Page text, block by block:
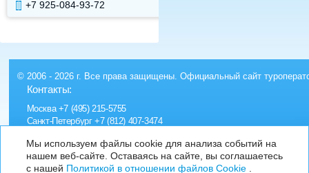
+7 925-084-93-72
© 2006 - 2026 г. Все права защищены. Официальный сайт
Контакты:
Москва +7 (495) 215-5755
Санкт-Петербург+7 (812) 407-3474
Мы используем файлы cookie для анализа событий на
нашем веб-сайте. Оставаясь на сайте, вы соглашаетесь
с нашей Политикой в отношении файлов Cookie.